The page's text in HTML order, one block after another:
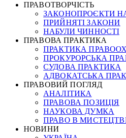
ПРАВОТВОРЧІСТЬ
ЗАКОНОПРОЄКТИ
ПРИЙНЯТІ ЗАКОНИ
НАБУЛИ ЧИННОСТІ
ПРАВОВА ПРАКТИКА
ПРАКТИКА
ПРОКУРОРСЬКА
СУДОВА ПРАКТИКА
АДВОКАТСЬКА
ПРАВОВИЙ ПОГЛЯД
АНАЛІТИКА
ПРАВОВА ПОЗИЦІЯ
НАУКОВА ДУМКА
ПРАВО В
НОВИНИ